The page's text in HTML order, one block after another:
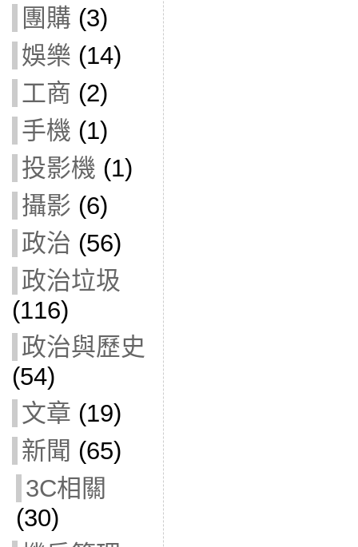
團購 (3)
娛樂 (14)
工商 (2)
手機 (1)
投影機 (1)
攝影 (6)
政治 (56)
政治垃圾
(116)
政治與歷史
(54)
文章 (19)
新聞 (65)
3C相關
(30)